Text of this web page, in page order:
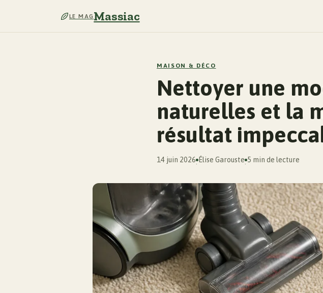
LE MAGMassiac
MAISON & DÉCO
Nettoyer une
naturelles et la
résultat
14 juin 2026
·
Élise Garouste
·
5 min de lecture